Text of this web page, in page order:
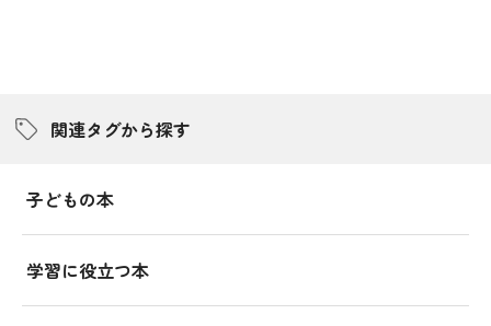
関連タグから探す
子どもの本
学習に役立つ本